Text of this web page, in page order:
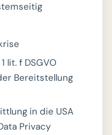
lit. f DSGVO
Bereitstellung
in die USA
Privacy